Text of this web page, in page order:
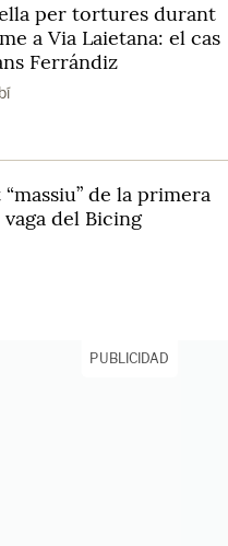
per tortures durant
a Via Laietana: el cas
Ferrándiz
de la primera
del Bicing
PUBLICIDAD